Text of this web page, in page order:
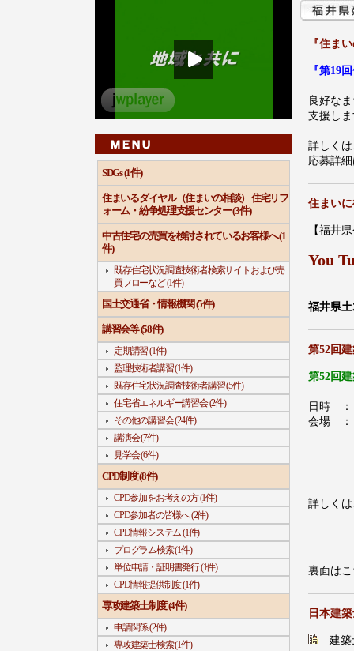
SDGs (1件)
住まいるダイヤル（住まいの相談） 住宅リフ
ォーム・紛争処理支援センター (3件)
中古住宅の売買を検討されているお客様へ (1
件)
既存住宅状況調査技術者検索サイトおよび売
買フローなど (1件)
国土交通省・情報機関 (5件)
講習会等 (58件)
定期講習 (1件)
監理技術者講習 (1件)
既存住宅状況調査技術者講習 (5件)
住宅省エネルギー講習会 (2件)
その他の講習会 (24件)
講演会 (7件)
見学会 (6件)
CPD制度 (8件)
CPD参加をお考えの方 (1件)
CPD参加者の皆様へ (2件)
CPD情報システム (1件)
プログラム検索 (1件)
単位申請・証明書発行 (1件)
CPD情報提供制度 (1件)
専攻建築士制度 (4件)
申請関係 (2件)
専攻建築士検索 (1件)
『住ま
『第19
良好な
支援し
詳しく
応募詳
住まい
【福井
You
福井県
第52回
第52回
日時 ：
会場 ：
詳しく
裏面は
日本建
建築